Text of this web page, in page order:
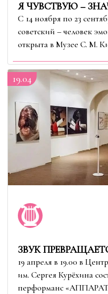
Я ЧУВСТВУЮ –
C 14 ноября по 23
советский – человек
открыта в Музее С. М.
19.04
ЗВУК
19 апреля в 19.00 в
им. Сергея Курёхина
перформанс